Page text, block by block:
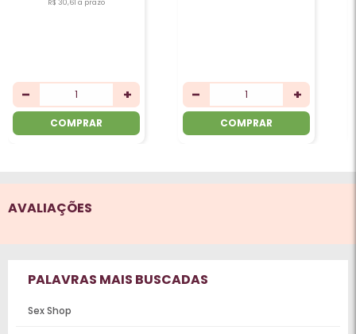
COMPRAR COMPRAR
AVALIAÇÕES
PALAVRAS MAIS BUSCADAS
Sex Shop